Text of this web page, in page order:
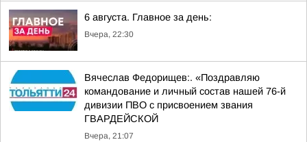
6 августа. Главное за день:
Вчера, 22:30
Вячеслав Федорищев:. «Поздравляю
командование и личный состав нашей 76-й
дивизии ПВО с присвоением звания
ГВАРДЕЙСКОЙ
Вчера, 21:07